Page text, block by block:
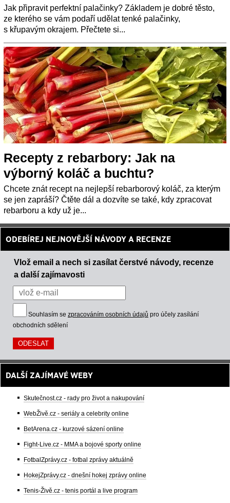
Jak připravit perfektní palačinky? Základem je dobré těsto,
ze kterého se vám podaří udělat tenké palačinky,
s křupavým okrajem. Přečtete si...
Recepty z rebarbory: Jak na
výborný koláč a buchtu?
Chcete znát recept na nejlepší rebarborový koláč, za kterým
se jen zapráší? Čtěte dál a dozvíte se také, kdy zpracovat
rebarboru a kdy už je...
ODEBÍREJ NEJNOVĚJŠÍ NÁVODY A RECENZE
Vlož email a nech si zasílat čerstvé návody, recenze
a další zajímavosti
Souhlasím se zpracováním osobních údajů pro účely zasílání
obchodních sdělení
DALŠÍ ZAJÍMAVÉ WEBY
Skutečnost.cz - rady pro život a nakupování
WebŽivě.cz - seriály a celebrity online
BetArena.cz - kurzové sázení online
Fight-Live.cz - MMA a bojové sporty online
FotbalZprávy.cz - fotbal zprávy aktuálně
HokejZprávy.cz - dnešní hokej zprávy online
Tenis-Živě.cz - tenis portál a live program